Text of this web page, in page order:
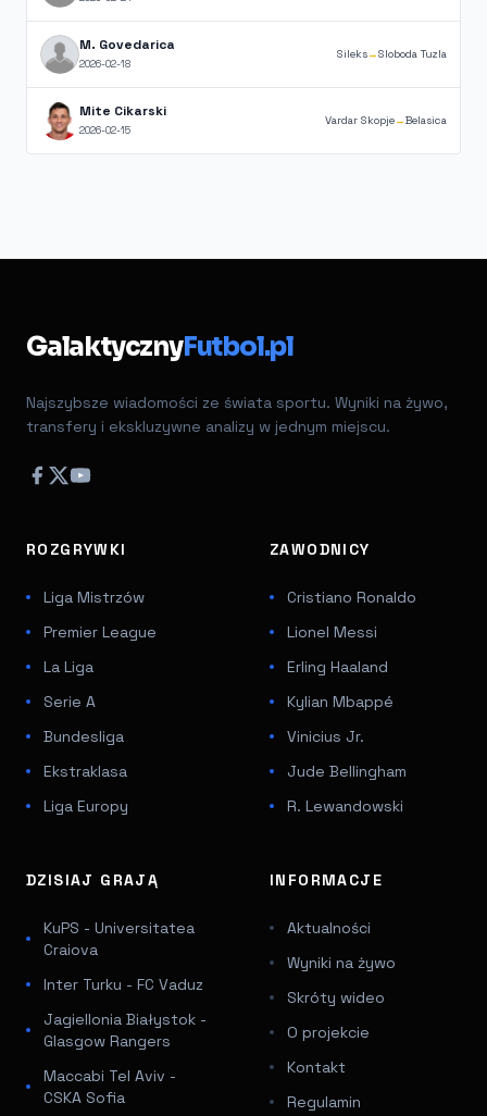
M. Govedarica
2026-02-18
Sileks→Sloboda Tuzla
Mite Cikarski
2026-02-15
Vardar Skopje→Belasica
GalaktycznyFutbol.pl
Najszybsze wiadomości ze świata sportu. Wyniki na żywo,
transfery i ekskluzywne analizy w jednym miejscu.
ROZGRYWKI
Liga Mistrzów
Premier League
La Liga
Serie A
Bundesliga
Ekstraklasa
Liga Europy
ZAWODNICY
Cristiano Ronaldo
Lionel Messi
Erling Haaland
Kylian Mbappé
Vinicius Jr.
Jude Bellingham
R. Lewandowski
DZISIAJ GRAJĄ
KuPS - Universitatea
Craiova
Inter Turku - FC Vaduz
Jagiellonia Białystok -
Glasgow Rangers
Maccabi Tel Aviv -
CSKA Sofia
INFORMACJE
Aktualności
Wyniki na żywo
Skróty wideo
O projekcie
Kontakt
Regulamin